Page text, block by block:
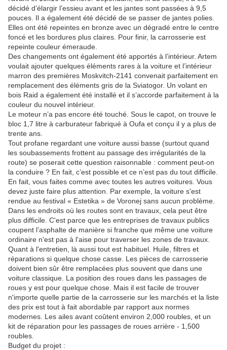
décidé d’élargir l’essieu avant et les jantes sont passées à 9,5
pouces. Il a également été décidé de se passer de jantes polies.
Elles ont été repeintes en bronze avec un dégradé entre le centre
foncé et les bordures plus claires. Pour finir, la carrosserie est
repeinte couleur émeraude.
Des changements ont également été apportés à l’intérieur. Artem
voulait ajouter quelques éléments rares à la voiture et l’intérieur
marron des premières Moskvitch-2141 convenait parfaitement en
remplacement des éléments gris de la Sviatogor. Un volant en
bois Raid a également été installé et il s’accorde parfaitement à la
couleur du nouvel intérieur.
Le moteur n’a pas encore été touché. Sous le capot, on trouve le
bloc 1,7 litre à carburateur fabriqué à Oufa et conçu il y a plus de
trente ans.
Tout profane regardant une voiture aussi basse (surtout quand
les soubassements frottent au passage des irrégularités de la
route) se poserait cette question raisonnable : comment peut-on
la conduire ? En fait, c’est possible et ce n’est pas du tout difficile.
En fait, vous faites comme avec toutes les autres voitures. Vous
devez juste faire plus attention. Par exemple, la voiture s'est
rendue au festival « Estetika » de Voronej sans aucun problème.
Dans les endroits où les routes sont en travaux, cela peut être
plus difficile. C'est parce que les entreprises de travaux publics
coupent l’asphalte de manière si franche que même une voiture
ordinaire n'est pas à l'aise pour traverser les zones de travaux.
Quant à l'entretien, là aussi tout est habituel. Huile, filtres et
réparations si quelque chose casse. Les pièces de carrosserie
doivent bien sûr être remplacées plus souvent que dans une
voiture classique. La position des roues dans les passages de
roues y est pour quelque chose. Mais il est facile de trouver
n'importe quelle partie de la carrosserie sur les marchés et la liste
des prix est tout à fait abordable par rapport aux normes
modernes. Les ailes avant coûtent environ 2,000 roubles, et un
kit de réparation pour les passages de roues arrière - 1,500
roubles.
Budget du projet :